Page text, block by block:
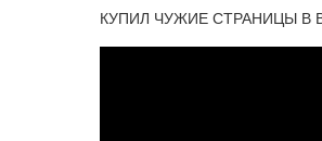
КУПИЛ ЧУЖИЕ СТРАНИЦЫ В